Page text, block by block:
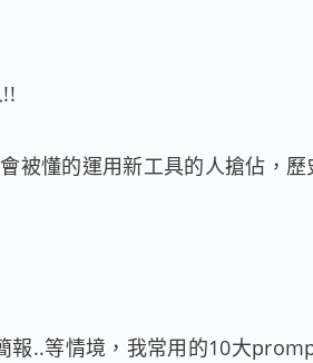
被懂的運用新工具的人搶佔，
報..等情境，我常用的10大